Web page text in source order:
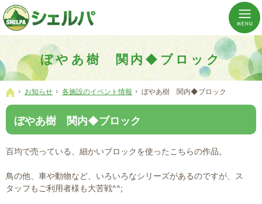
ぼやあ樹 関内◆ブロック
介護の「通い・泊まり・訪問」から必要なものだけをご提供。介護のことならシェルパへ。
横浜市神奈川区 事業所数No,1の小規模多機能型居宅介護ぼやあ樹
ホーム
お知らせ 各施設のイベント情報 ぼやあ樹 関内◆ブロック
ぼやあ樹 関内◆ブロック
百均で売っている、細かいブロックを使ったこちらの作品。
鳥の他、車や動物など、いろいろなシリーズがあるのですが、ス
タッフもご利用者様も大苦戦^^;